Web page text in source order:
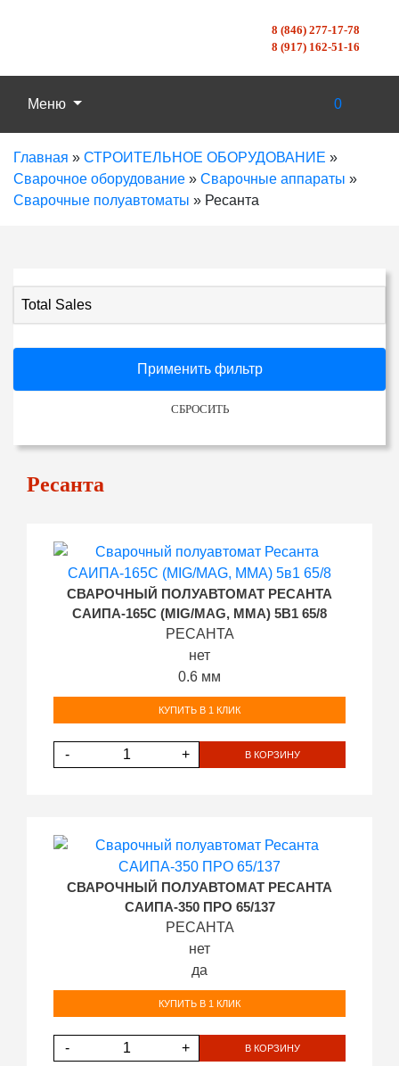
8 (846) 277-17-78
8 (917) 162-51-16
Меню 0
Главная » СТРОИТЕЛЬНОЕ ОБОРУДОВАНИЕ »
Сварочное оборудование » Сварочные аппараты »
Сварочные полуавтоматы » Ресанта
Total Sales
Применить фильтр
СБРОСИТЬ
Ресанта
СВАРОЧНЫЙ ПОЛУАВТОМАТ РЕСАНТА
САИПА-165С (MIG/MAG, MMA) 5В1 65/8
РЕСАНТА
нет
0.6 мм
КУПИТЬ В 1 КЛИК
- + В КОРЗИНУ
СВАРОЧНЫЙ ПОЛУАВТОМАТ РЕСАНТА
САИПА-350 ПРО 65/137
РЕСАНТА
нет
да
КУПИТЬ В 1 КЛИК
- + В КОРЗИНУ